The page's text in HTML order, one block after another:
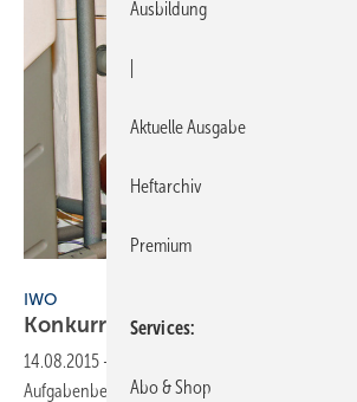
IWO
Konkurrenz für den
14.08.2015 -
Aufgabenbereiche des Schornsteinfegers einen
Ausbildung
Aktuelle Ausgabe
Heftarchiv
Premium
Services
Abo & Shop